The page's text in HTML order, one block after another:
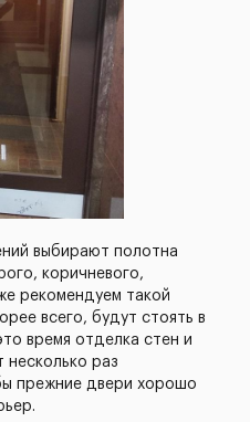
выбирают полотна
коричневого,
рекомендуем такой
всего, будут стоять в
время отделка стен и
несколько раз
прежние двери хорошо